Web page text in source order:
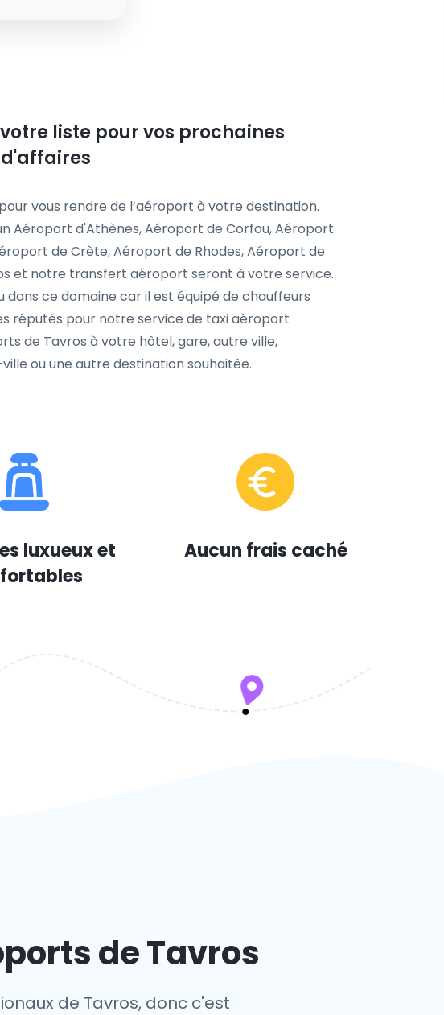
liste pour vos prochaines
vous rendre de l’aéroport à votre destination.
Aéroport d'Athènes, Aéroport de Corfou, Aéroport
de Crète, Aéroport de Rhodes, Aéroport de
et notre transfert aéroport seront à votre service.
ce domaine car il est équipé de chauffeurs
réputés pour notre service de taxi aéroport
de Tavros à votre hôtel, gare, autre ville,
ou une autre destination souhaitée.
luxueux et
Aucun frais caché
de Tavros
de Tavros, donc c'est